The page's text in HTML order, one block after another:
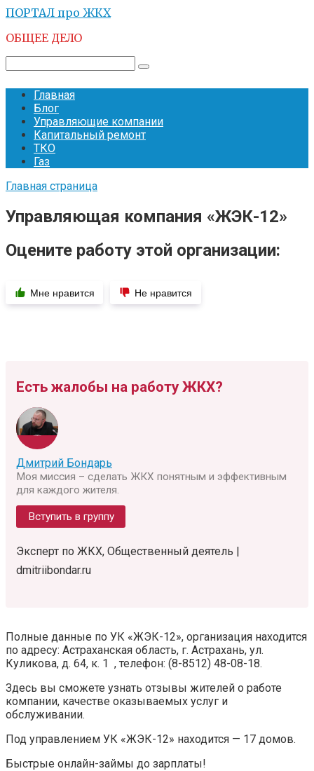
Перейти
контенту
ПОРТАЛ про ЖКХ
ОБЩЕЕ ДЕЛО
Главная
Блог
Управляющие компании
Капитальный ремонт
ТКО
Газ
Главная страница
Управляющая компания «ЖЭК-12»
Оцените работу этой организации:
Мне нравится Не нравится
Есть жалобы на работу ЖКХ?
Дмитрий Бондарь
Моя миссия – сделать ЖКХ понятным и эффективным
для каждого жителя.
Вступить в группу
Эксперт по ЖКХ, Общественный деятель |
dmitriibondar.ru
Полные данные по УК «ЖЭК-12», организация находится
по адресу: Астраханская область, г. Астрахань, ул.
Куликова, д. 64, к. 1 , телефон: (8-8512) 48-08-18.
Здесь вы сможете узнать отзывы жителей о работе
компании, качестве оказываемых услуг и
обслуживании.
Под управлением УК «ЖЭК-12» находится — 17 домов.
Быстрые онлайн-займы до зарплаты!